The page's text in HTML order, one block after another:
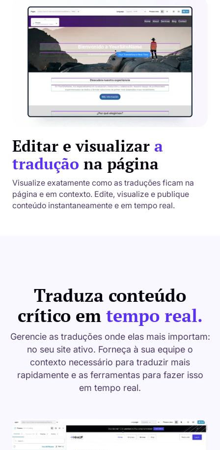
Editar e visualizar a
tradução na página
Visualize exatamente como as traduções ficam na
página e em contexto. Edite, visualize e publique
conteúdo instantaneamente e em tempo real.
Traduza conteúdo
crítico em tempo real.
Gerencie as traduções onde elas mais importam:
no seu site ativo. Forneça à sua equipe o
contexto necessário para traduzir mais
rapidamente e as ferramentas para fazer isso
em tempo real.